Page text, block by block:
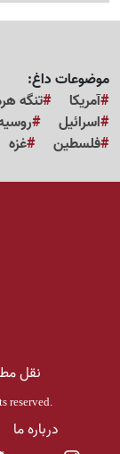
موضوعات داغ:
آمریکا
تنگه
اسرائیل
فلسطین
غزه
نقل
reserved.
درباره ما